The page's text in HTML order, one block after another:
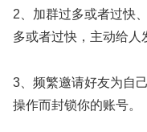
2、加群过多或者过快
多或者过快，主动给人
3、频繁邀请好友为自
操作而封锁你的账号。